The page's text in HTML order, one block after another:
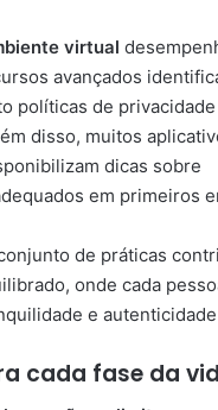
virtual
avançados
políticas de
disso, muitos
dicas sobre
em primeiros
de práticas
onde cada
e autenticidade
cada fase da